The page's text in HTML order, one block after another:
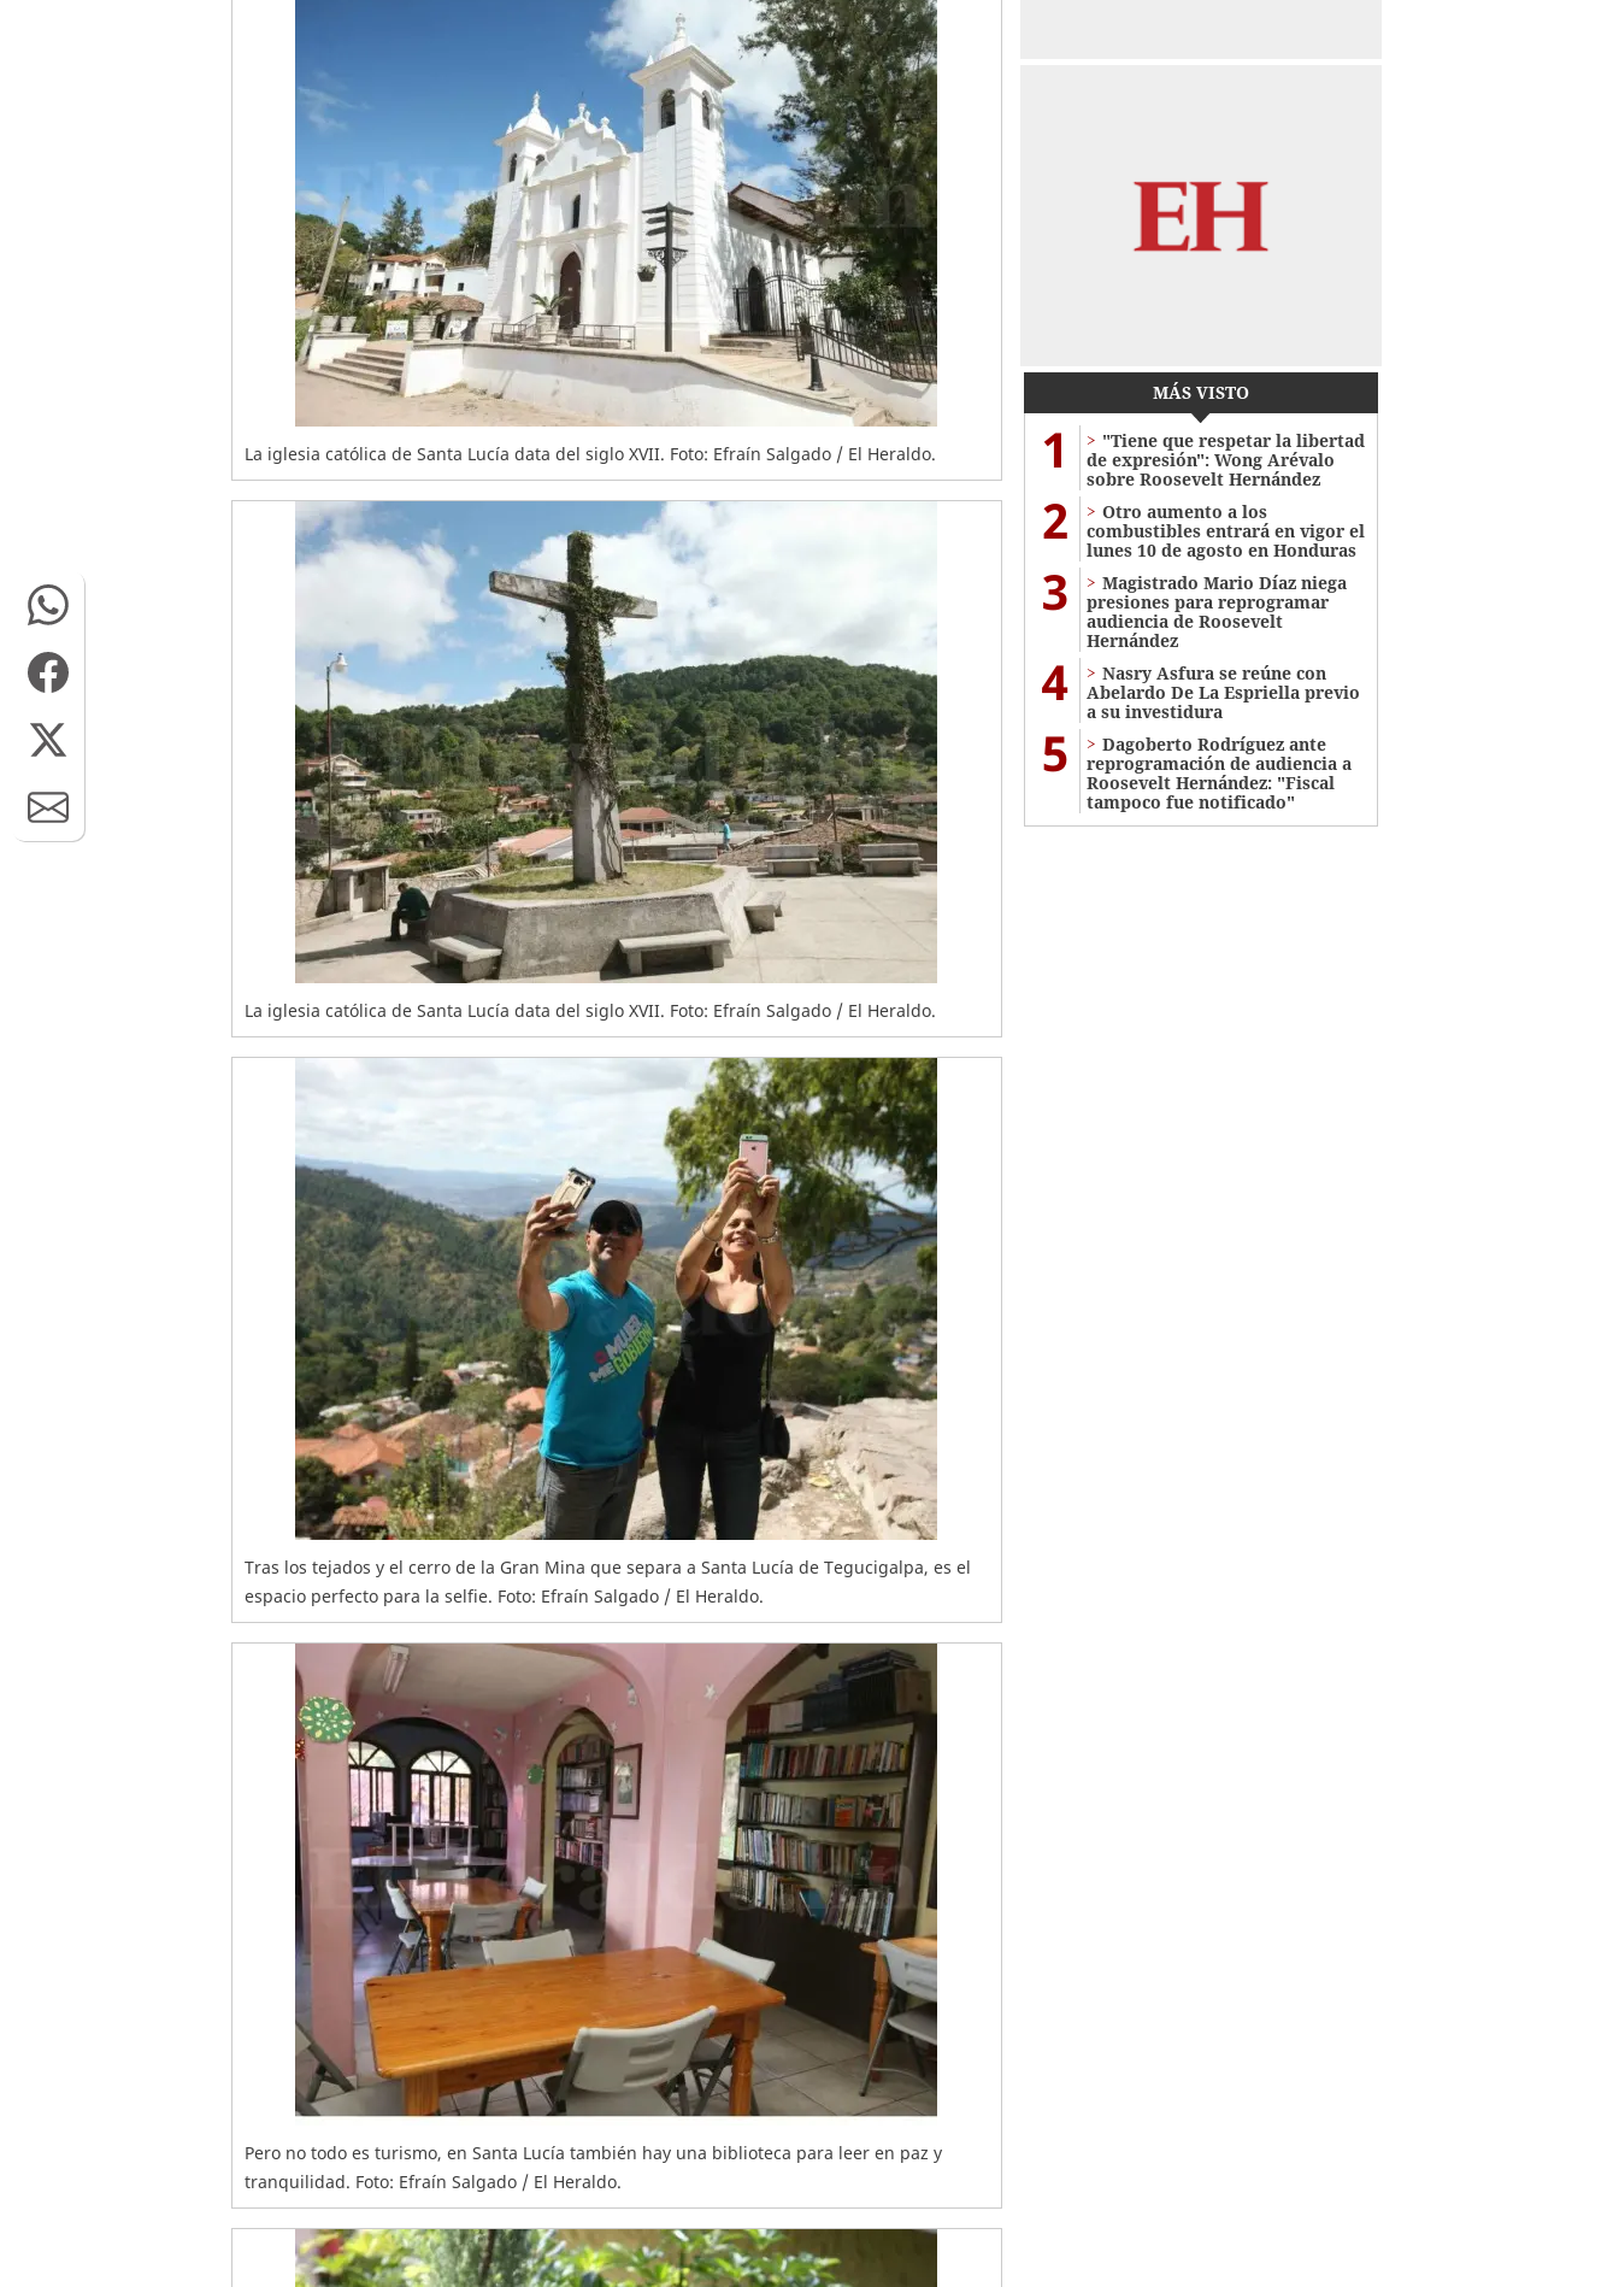
La iglesia católica de Santa Lucía data del siglo XVII. Foto: Efraín Salgado / El Heraldo.
La iglesia católica de Santa Lucía data del siglo XVII. Foto: Efraín Salgado / El Heraldo.
Tras los tejados y el cerro de la Gran Mina que separa a Santa Lucía de Tegucigalpa, es el
espacio perfecto para la selfie. Foto: Efraín Salgado / El Heraldo.
Pero no todo es turismo, en Santa Lucía también hay una biblioteca para leer en paz y
tranquilidad. Foto: Efraín Salgado / El Heraldo.
MÁS VISTO
1
"Tiene que respetar la libertad
de expresión": Wong Arévalo
sobre Roosevelt Hernández
2
Otro aumento a los
combustibles entrará en vigor el
lunes 10 de agosto en Honduras
3
Magistrado Mario Díaz niega
presiones para reprogramar
audiencia de Roosevelt
Hernández
4
Nasry Asfura se reúne con
Abelardo De La Espriella previo
a su investidura
5
Dagoberto Rodríguez ante
reprogramación de audiencia a
Roosevelt Hernández: "Fiscal
tampoco fue notificado"